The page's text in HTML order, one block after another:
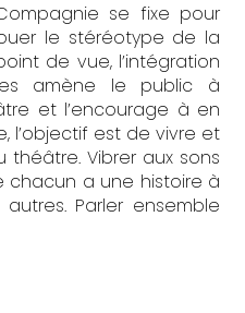
se fixe pour
le stéréotype de la
de vue, l’intégration
amène le public à
et l’encourage à en
l’objectif est de vivre et
Vibrer aux sons
chacun a une histoire à
Parler ensemble